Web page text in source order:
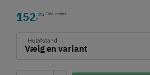
152,25 Inkl. moms
Hulafstand